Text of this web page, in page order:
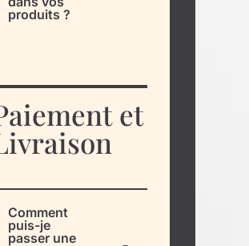
produits ?
et
Comment
puis-je
passer une